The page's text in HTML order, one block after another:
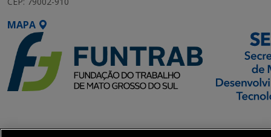
MAPA
Executiva de